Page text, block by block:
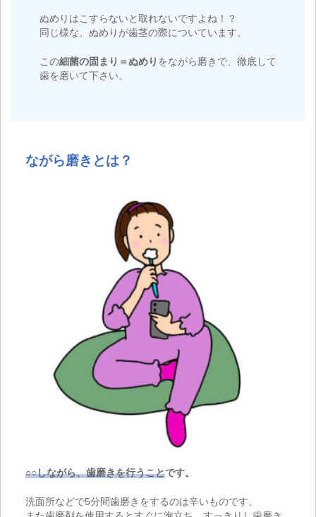
ぬめりはこすらないと取れないですよね！？
同じ様な、ぬめりが歯茎の際についています。
この細菌の固まり＝ぬめり をながら磨きで、徹底して
歯を磨いて下さい。
ながら磨きとは？
○○しながら、歯磨きを行うことです。
洗面所などで5分間歯磨きをするのは辛いものです。